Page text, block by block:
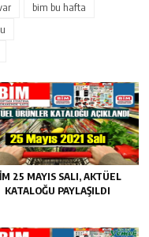
bim bu hafta
25 MAYIS SALI, AKTÜEL
KATALOĞU PAYLAŞILDI